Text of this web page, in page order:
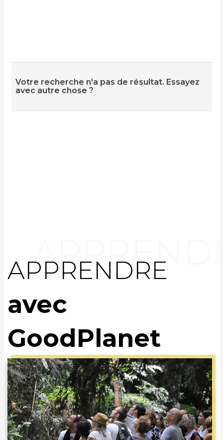
Votre recherche n'a pas de résultat. Essayez
avec autre chose ?
APPRENDRE
avec
GoodPlanet